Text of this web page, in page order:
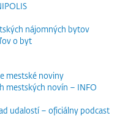
nájomných bytov
o byt
mestské noviny
mestských novín – INFO
udalostí – oficiálny podcast